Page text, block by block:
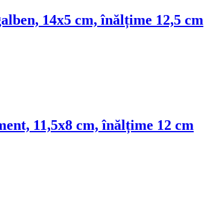
14x5 cm, înălțime 12,5 cm
11,5x8 cm, înălțime 12 cm